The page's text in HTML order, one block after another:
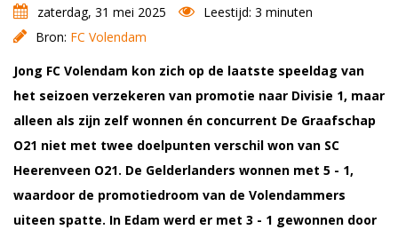
zaterdag, 31 mei 2025
Leestijd: 3 minuten
Bron: FC Volendam
Jong FC Volendam kon zich op de laatste speeldag van
het seizoen verzekeren van promotie naar Divisie 1, maar
alleen als zijn zelf wonnen én concurrent De Graafschap
O21 niet met twee doelpunten verschil won van SC
Heerenveen O21. De Gelderlanders wonnen met 5 - 1,
waardoor de promotiedroom van de Volendammers
uiteen spatte. In Edam werd er met 3 - 1 gewonnen door